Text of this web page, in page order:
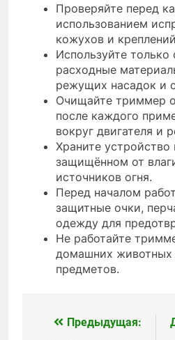
Проверяйте перед
использованием
кожухов и
Используйте только
расходные
режущих насадок и
Очищайте триммер
после каждого
вокруг двигателя и
Храните устройство
защищённом от
источников огня.
Перед началом
защитные очки,
одежду для
Не работайте
домашних животных
предметов.
Навигация
Предыдущая: